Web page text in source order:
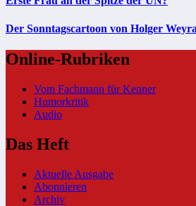
Der Sonntagscartoon von Holger
Online-Rubriken
Vom Fachmann für Kenner
Humorkritik
Audio
Das Heft
Aktuelle Ausgabe
Abonnieren
Archiv